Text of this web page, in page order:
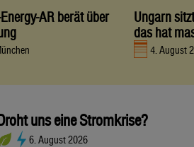
AR berät über
Ungarn
das hat
4. August
uns eine Stromkrise?
6. August 2026